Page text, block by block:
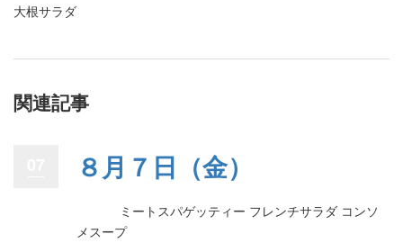
大根サラダ
関連記事
８月７日（金）
ミートスパゲッティー フレンチサラダ コンソ
メスープ